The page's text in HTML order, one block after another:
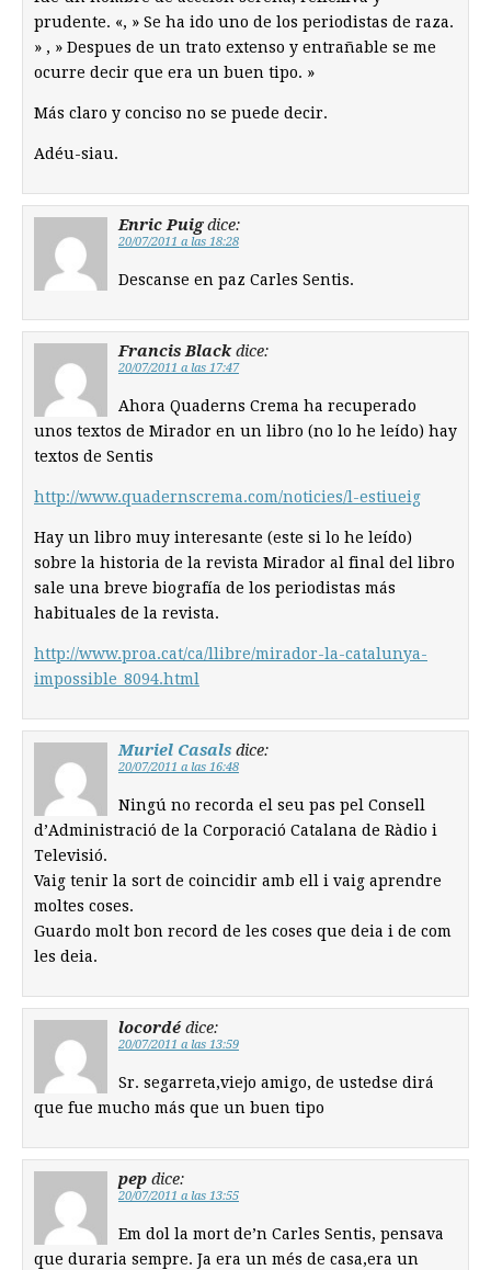
prudente. «, » Se ha ido uno de los periodistas de raza.
» , » Despues de un trato extenso y entrañable se me
ocurre decir que era un buen tipo. »
Más claro y conciso no se puede decir.
Adéu-siau.
Enric Puig dice:
20/07/2011 a las 18:28
Descanse en paz Carles Sentis.
Francis Black dice:
20/07/2011 a las 17:47
Ahora Quaderns Crema ha recuperado
unos textos de Mirador en un libro (no lo he leído) hay
textos de Sentis
http://www.quadernscrema.com/noticies/l-estiueig
Hay un libro muy interesante (este si lo he leído)
sobre la historia de la revista Mirador al final del libro
sale una breve biografía de los periodistas más
habituales de la revista.
http://www.proa.cat/ca/llibre/mirador-la-catalunya-
impossible_8094.html
Muriel Casals dice:
20/07/2011 a las 16:48
Ningú no recorda el seu pas pel Consell
d’Administració de la Corporació Catalana de Ràdio i
Televisió.
Vaig tenir la sort de coincidir amb ell i vaig aprendre
moltes coses.
Guardo molt bon record de les coses que deia i de com
les deia.
locordé dice:
20/07/2011 a las 13:59
Sr. segarreta,viejo amigo, de ustedse dirá
que fue mucho más que un buen tipo
pep dice:
20/07/2011 a las 13:55
Em dol la mort de’n Carles Sentis, pensava
que duraria sempre. Ja era un més de casa,era un